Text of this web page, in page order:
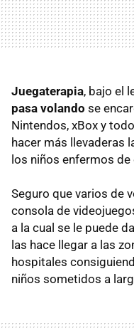
Juegaterapia, bajo el
pasa volando se
Nintendos, xBox y
hacer más llevaderas
los niños enfermos de
Seguro que varios de
consola de
a la cual se le puede
las hace llegar a las
hospitales
niños sometidos a